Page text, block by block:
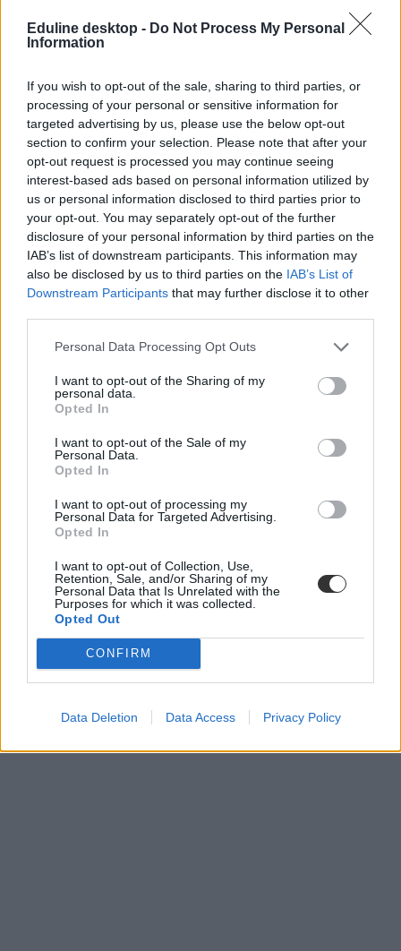
Eduline desktop - Do Not Process My Personal
Information
If you wish to opt-out of the sale, sharing to third parties, or
processing of your personal or sensitive information for
targeted advertising by us, please use the below opt-out
section to confirm your selection. Please note that after your
opt-out request is processed you may continue seeing
interest-based ads based on personal information utilized by
us or personal information disclosed to third parties prior to
your opt-out. You may separately opt-out of the further
disclosure of your personal information by third parties on the
IAB’s list of downstream participants. This information may
also be disclosed by us to third parties on the IAB’s List of
Downstream Participants that may further disclose it to other
Personal Data Processing Opt Outs
I want to opt-out of the Sharing of my
personal data.
Opted In
I want to opt-out of the Sale of my
Personal Data.
Opted In
I want to opt-out of processing my
Personal Data for Targeted Advertising.
Opted In
I want to opt-out of Collection, Use,
Retention, Sale, and/or Sharing of my
Personal Data that Is Unrelated with the
Purposes for which it was collected.
Opted Out
CONFIRM
Data Deletion Data Access Privacy Policy
középiskolai felvételi 2025